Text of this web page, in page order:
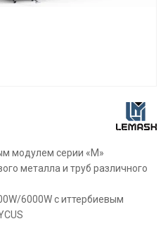
модулем серии «М»
металла и труб различного
6000W c иттербиевым